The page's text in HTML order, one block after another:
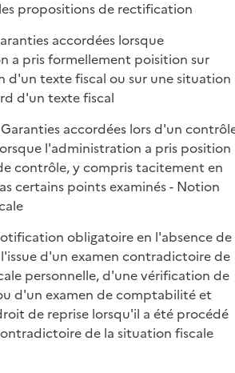
propositions de rectification
accordées lorsque
a pris formellement poisition sur
d'un texte fiscal ou sur une situation
d'un texte fiscal
accordées lors d'un
l'administration a pris position
contrôle, y compris tacitement en
certains points examinés - Notion
obligatoire en l'absence de
d'un examen contradictoire de
personnelle, d'une vérification de
d'un examen de comptabilité et
de reprise lorsqu'il a été procédé
de la situation fiscale